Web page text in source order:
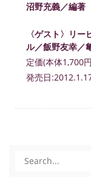
沼野充義／編著
〈ゲスト〉リ
ル／飯野友幸／
定価(本体1,700
発売日